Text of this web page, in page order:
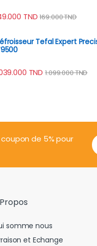
TND 169.000TND
Tefal Expert
TND 1.099.000TND
de 5% pour
E
m
i
somme nous
et Echange